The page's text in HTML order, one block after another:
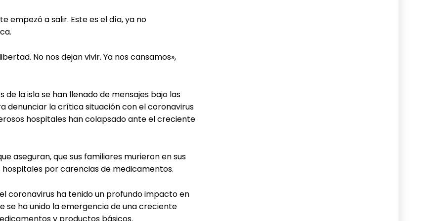
empezó a salir. Este es el día, ya no
No nos dejan vivir. Ya nos cansamos»,
la isla se han llenado de mensajes bajo las
denunciar la crítica situación con el coronavirus
hospitales han colapsado ante el creciente
aseguran, que sus familiares murieron en sus
por carencias de medicamentos.
coronavirus ha tenido un profundo impacto en
se ha unido la emergencia de una creciente